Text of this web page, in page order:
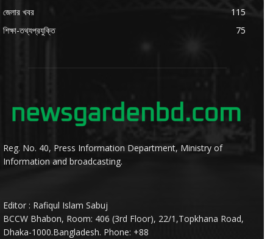
জেলার খবর
115
শিক্ষা-তথ্যপ্রযুক্তি
75
Reg. No. 40, Press Information Department, Ministry of
Information and broadcasting.
Editor : Rafiqul Islam Sabuj
BCCW Bhabon, Room: 406 (3rd Floor), 22/1,Topkhana Road,
Dhaka-1000.Bangladesh. Phone: +88